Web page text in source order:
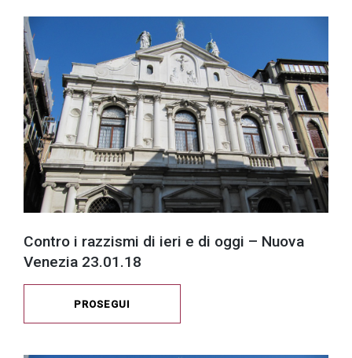
Contro i razzismi di ieri e di oggi – Nuova
Venezia 23.01.18
PROSEGUI